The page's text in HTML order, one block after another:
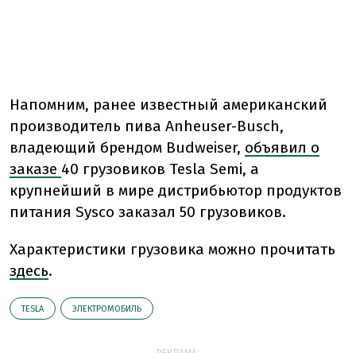
Напомним, ранее известный американский
производитель пива Anheuser-Busch,
владеющий брендом Budweiser, объявил о
заказе 40 грузовиков Tesla Semi, а
крупнейший в мире дистрибьютор продуктов
питания Sysco заказал 50 грузовиков.
Характеристики грузовика можно прочитать
здесь.
TESLA ЭЛЕКТРОМОБИЛЬ